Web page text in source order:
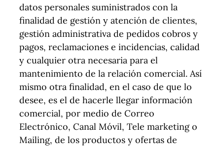
datos personales suministrados con la
finalidad de gestión y atención de clientes,
gestión administrativa de pedidos cobros y
pagos, reclamaciones e incidencias, calidad
y cualquier otra necesaria para el
mantenimiento de la relación comercial. Así
mismo otra finalidad, en el caso de que lo
desee, es el de hacerle llegar información
comercial, por medio de Correo
Electrónico, Canal Móvil, Tele marketing o
Mailing, de los productos y ofertas de